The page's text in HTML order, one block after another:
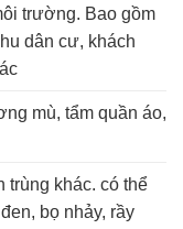
trường. Bao gồm
dân cư, khách
mù, tẩm quần áo,
trùng khác. có thể
bọ nhảy, rầy